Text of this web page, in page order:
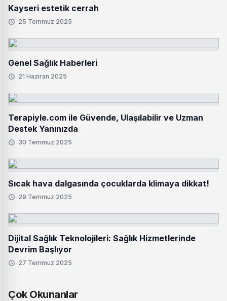
Kayseri estetik cerrah
25 Temmuz 2025
Genel Sağlık Haberleri
21 Haziran 2025
Terapiyle.com ile Güvende, Ulaşılabilir ve Uzman
Destek Yanınızda
30 Temmuz 2025
Sıcak hava dalgasında çocuklarda klimaya dikkat!
29 Temmuz 2025
Dijital Sağlık Teknolojileri: Sağlık Hizmetlerinde
Devrim Başlıyor
27 Temmuz 2025
Çok Okunanlar